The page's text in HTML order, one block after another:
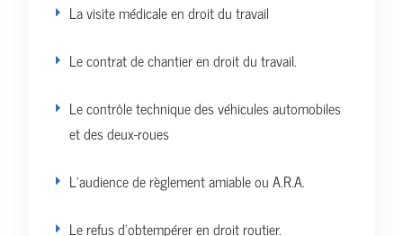
La visite médicale en droit du travail
Le contrat de chantier en droit du travail.
Le contrôle technique des véhicules automobiles
et des deux-roues
L’audience de règlement amiable ou A.R.A.
Le refus d’obtempérer en droit routier.